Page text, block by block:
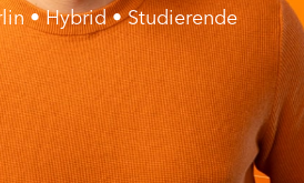
• Hybrid • Studierende